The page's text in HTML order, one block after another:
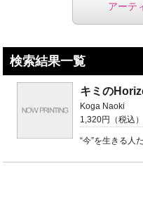
アーテ
検索結果一覧
キミの
Koga Naoki
1,320円（税込）